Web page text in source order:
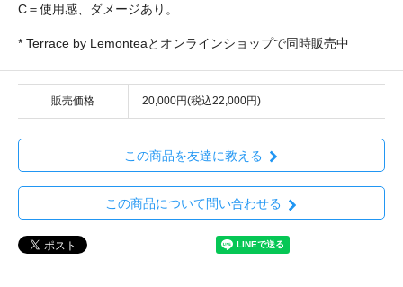
C＝使用感、ダメージあり。
* Terrace by Lemonteaとオンラインショップで同時販売中
販売価格 20,000円(税込22,000円)
この商品を友達に教える
この商品について問い合わせる